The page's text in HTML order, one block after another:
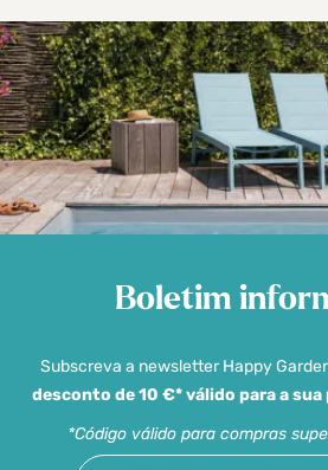
Boletim
Subscreva a newsletter Happy
desconto de 10 €* válido para a
*Código válido para compras